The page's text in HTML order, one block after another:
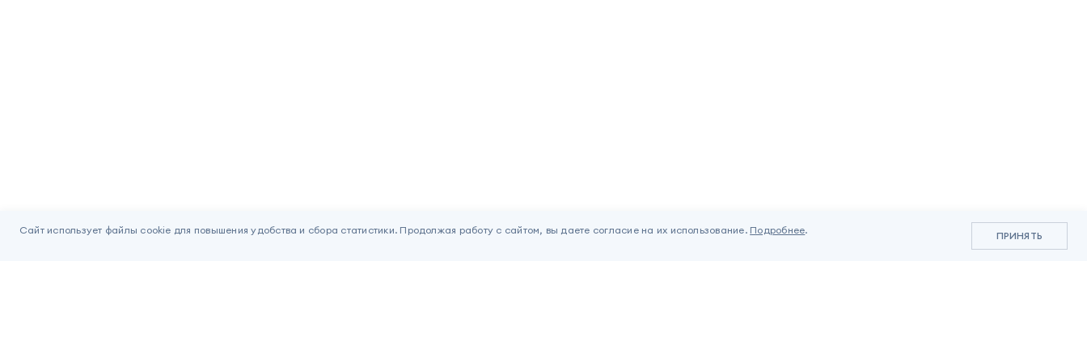
Сайт использует файлы cookie для повышения удобства и сбора статистики. Продолжая работу с сайтом, вы даете согласие на их использование. Подробнее. ПРИНЯТЬ